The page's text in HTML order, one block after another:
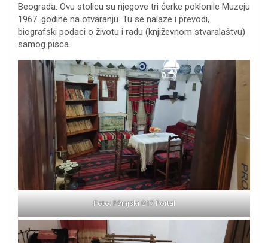
Beograda. Ovu stolicu su njegove tri ćerke poklonile Muzeju
1967. godine na otvaranju. Tu se nalaze i prevodi,
biografski podaci o životu i radu (književnom stvaralaštvu)
samog pisca.
Foto: Pčinjski 017 Portal